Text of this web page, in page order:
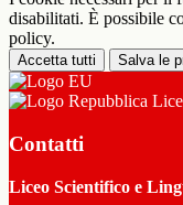
disabilitati. È possibile
policy.
Accetta tutti Salva le
Contatti
Liceo Scientifico e